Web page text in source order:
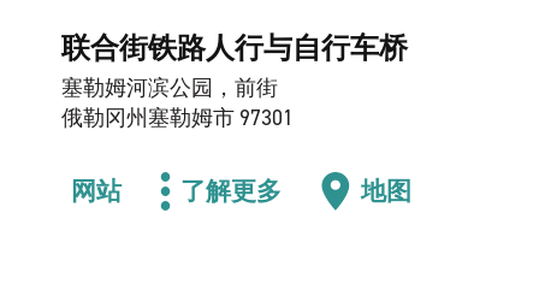
联合街铁路人行与自行车桥
塞勒姆河滨公园，前街
俄勒冈州塞勒姆市 97301
网站 了解更多 地图